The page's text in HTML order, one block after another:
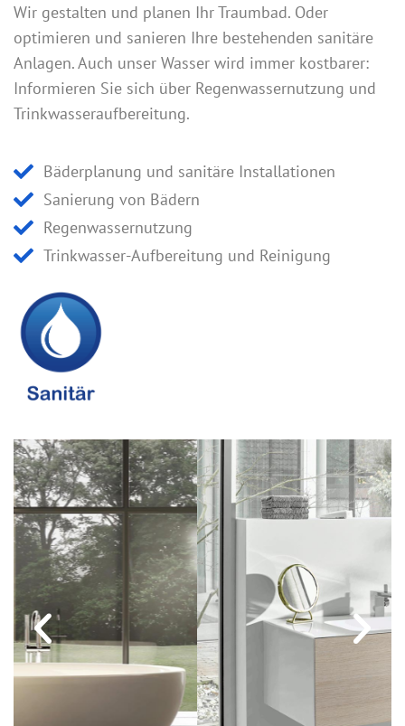
Wir gestalten und planen Ihr Traumbad. Oder
optimieren und sanieren Ihre bestehenden sanitäre
Anlagen. Auch unser Wasser wird immer kostbarer:
Informieren Sie sich über Regenwassernutzung und
Trinkwasseraufbereitung.
Bäderplanung und sanitäre Installationen
Sanierung von Bädern
Regenwassernutzung
Trinkwasser-Aufbereitung und Reinigung